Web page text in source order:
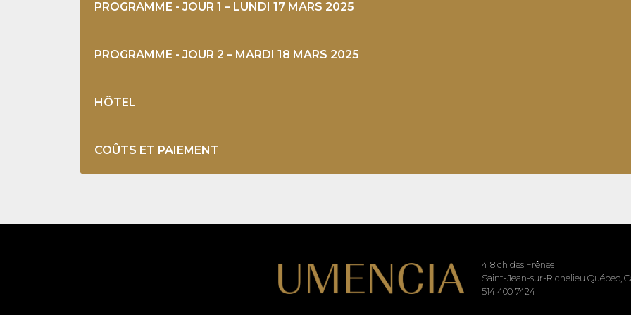
PROGRAMME - JOUR 1 – LUNDI 17 MARS 2025
PROGRAMME - JOUR 2 – MARDI 18 MARS 2025
HÔTEL
COÛTS ET PAIEMENT
418 ch des Frênes
Saint-Jean-sur-Richelieu Québec,
514 400 7424